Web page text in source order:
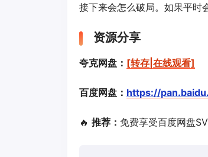
接下来会怎么破局。如果平时
资源分享
夸克网盘： [转存|在线观看]
百度网盘： https://
🔥 推荐： 免费享受百度网盘